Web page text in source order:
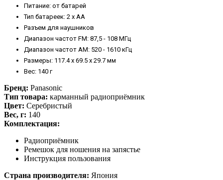
Питание: от батарей
Тип батареек: 2 x AA
Разъем для наушников
Диапазон частот FM: 87,5 - 108 МГц
Диапазон частот AM: 520 - 1610 кГц
Размеры: 117.4 x 69.5 x 29.7 мм
Вес: 140 г
Бренд: Panasonic
Тип товара: карманный радиоприёмник
Цвет: Серебристый
Вес, г: 140
Комплектация:
Радиоприёмник
Ремешок для ношения на запястье
Инструкция пользования
Страна производителя: Япония